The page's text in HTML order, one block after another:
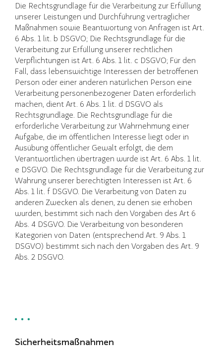
Die Rechtsgrundlage für die Verarbeitung zur Erfüllung
unserer Leistungen und Durchführung vertraglicher
Maßnahmen sowie Beantwortung von Anfragen ist Art.
6 Abs. 1 lit. b DSGVO; Die Rechtsgrundlage für die
Verarbeitung zur Erfüllung unserer rechtlichen
Verpflichtungen ist Art. 6 Abs. 1 lit. c DSGVO; Für den
Fall, dass lebenswichtige Interessen der betroffenen
Person oder einer anderen natürlichen Person eine
Verarbeitung personenbezogener Daten erforderlich
machen, dient Art. 6 Abs. 1 lit. d DSGVO als
Rechtsgrundlage. Die Rechtsgrundlage für die
erforderliche Verarbeitung zur Wahrnehmung einer
Aufgabe, die im öffentlichen Interesse liegt oder in
Ausübung öffentlicher Gewalt erfolgt, die dem
Verantwortlichen übertragen wurde ist Art. 6 Abs. 1 lit.
e DSGVO. Die Rechtsgrundlage für die Verarbeitung zur
Wahrung unserer berechtigten Interessen ist Art. 6
Abs. 1 lit. f DSGVO. Die Verarbeitung von Daten zu
anderen Zwecken als denen, zu denen sie erhoben
wurden, bestimmt sich nach den Vorgaben des Art 6
Abs. 4 DSGVO. Die Verarbeitung von besonderen
Kategorien von Daten (entsprechend Art. 9 Abs. 1
DSGVO) bestimmt sich nach den Vorgaben des Art. 9
Abs. 2 DSGVO.
Sicherheitsmaßnahmen